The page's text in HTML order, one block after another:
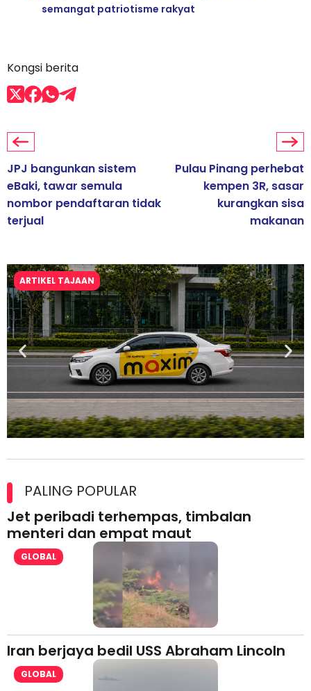
semangat patriotisme rakyat
Kongsi berita
JPJ bangunkan sistem
eBaki, tawar semula
nombor pendaftaran tidak
terjual
Pulau Pinang perhebat
kempen 3R, sasar
kurangkan sisa
makanan
ARTIKEL TAJAAN
lesen separuh pertama 2026
PALING POPULAR
Jet peribadi terhempas, timbalan
menteri dan empat maut
GLOBAL
Iran berjaya bedil USS Abraham Lincoln
GLOBAL